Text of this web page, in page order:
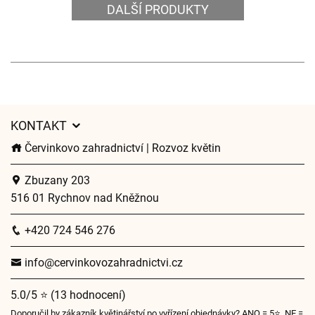
DALŠÍ PRODUKTY
KONTAKT
Červinkovo zahradnictví | Rozvoz květin
Zbuzany 203
516 01 Rychnov nad Kněžnou
+420 724 546 276
info@cervinkovozahradnictvi.cz
5.0/5 ⭐ (13 hodnocení)